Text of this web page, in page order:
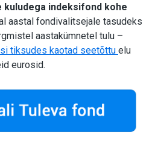
kuludega indeksifond kohe
aastal fondivalitsejale tasudeks
aastakümnetel tulu –
tiksudes kaotad seetõttu elu
eurosid.